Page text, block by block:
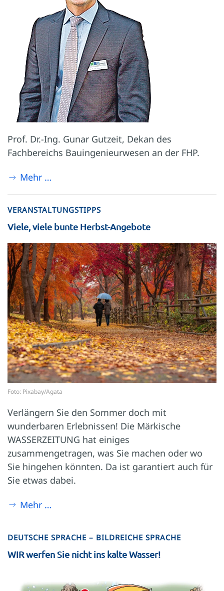
Prof. Dr.-Ing. Gunar Gutzeit, Dekan des
Fachbereichs Bauingenieurwesen an der FHP.
Mehr …
VERANSTALTUNGSTIPPS
Viele, viele bunte Herbst-Angebote
Foto: Pixabay/Agata
Verlängern Sie den Sommer doch mit
wunderbaren Erlebnissen! Die Märkische
WASSERZEITUNG hat einiges
zusammengetragen, was Sie machen oder wo
Sie hingehen könnten. Da ist garantiert auch für
Sie etwas dabei.
Mehr …
DEUTSCHE SPRACHE – BILDREICHE SPRACHE
WIR werfen Sie nicht ins kalte Wasser!